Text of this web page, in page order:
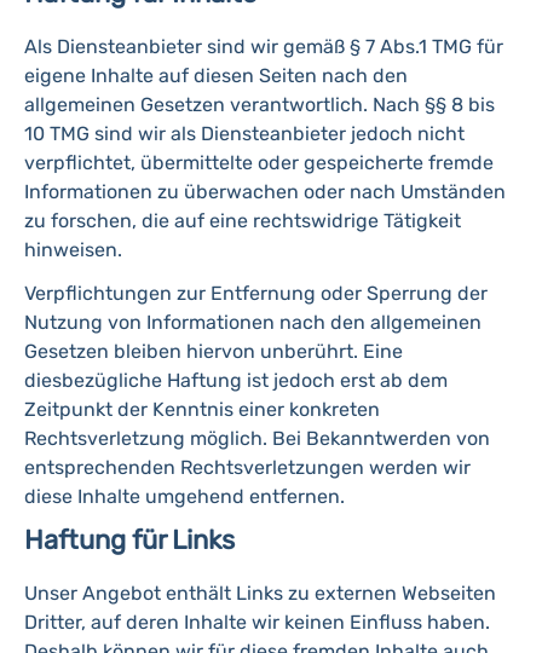
Als Diensteanbieter sind wir gemäß § 7 Abs.1 TMG für
eigene Inhalte auf diesen Seiten nach den
allgemeinen Gesetzen verantwortlich. Nach §§ 8 bis
10 TMG sind wir als Diensteanbieter jedoch nicht
verpflichtet, übermittelte oder gespeicherte fremde
Informationen zu überwachen oder nach Umständen
zu forschen, die auf eine rechtswidrige Tätigkeit
hinweisen.
Verpflichtungen zur Entfernung oder Sperrung der
Nutzung von Informationen nach den allgemeinen
Gesetzen bleiben hiervon unberührt. Eine
diesbezügliche Haftung ist jedoch erst ab dem
Zeitpunkt der Kenntnis einer konkreten
Rechtsverletzung möglich. Bei Bekanntwerden von
entsprechenden Rechtsverletzungen werden wir
diese Inhalte umgehend entfernen.
Haftung für Links
Unser Angebot enthält Links zu externen Webseiten
Dritter, auf deren Inhalte wir keinen Einfluss haben.